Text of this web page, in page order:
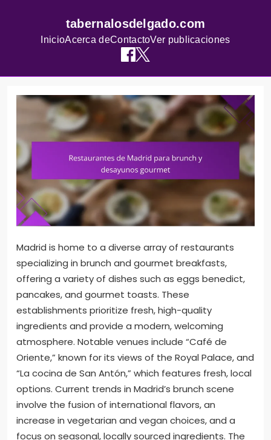
tabernalosdelgado.com
InicioAcerca deContactoVer publicaciones
Madrid is home to a diverse array of restaurants
specializing in brunch and gourmet breakfasts,
offering a variety of dishes such as eggs benedict,
pancakes, and gourmet toasts. These
establishments prioritize fresh, high-quality
ingredients and provide a modern, welcoming
atmosphere. Notable venues include “Café de
Oriente,” known for its views of the Royal Palace, and
“La cocina de San Antón,” which features fresh, local
options. Current trends in Madrid’s brunch scene
involve the fusion of international flavors, an
increase in vegetarian and vegan choices, and a
focus on seasonal, locally sourced ingredients. The